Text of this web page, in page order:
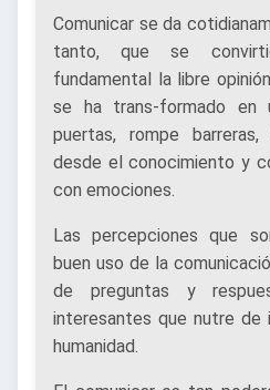
Comunicar se da
tanto, que se
fundamental la libre
se ha trans-formado en
puertas, rompe barreras,
desde el conocimiento y
con emociones.
Las percepciones que
buen uso de la
de preguntas y
interesantes que nutre de
humanidad.